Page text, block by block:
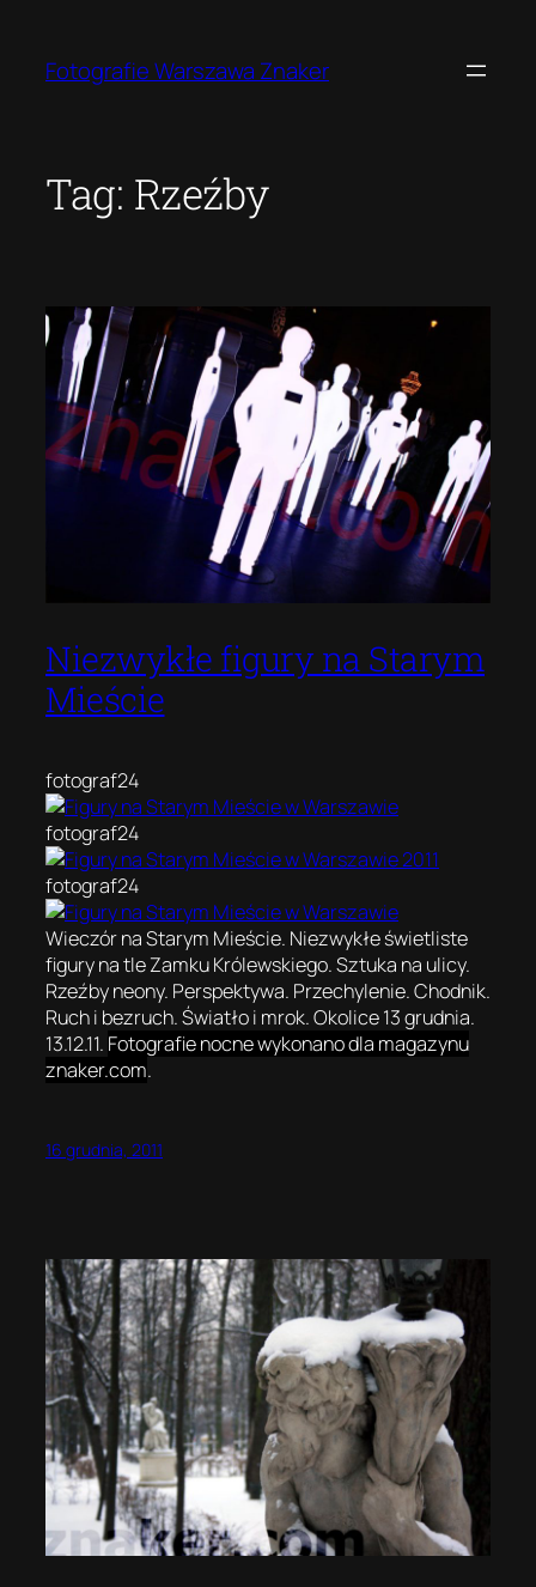
treściFotografie Warszawa Znaker
Tag: Rzeźby
Niezwykłe figury na Starym
Mieście
fotograf24
fotograf24
fotograf24
Wieczór na Starym Mieście. Niezwykłe świetliste
figury na tle Zamku Królewskiego. Sztuka na ulicy.
Rzeźby neony. Perspektywa. Przechylenie. Chodnik.
Ruch i bezruch. Światło i mrok. Okolice 13 grudnia.
13.12.11. Fotografie nocne wykonano dla magazynu
znaker.com.
16 grudnia, 2011